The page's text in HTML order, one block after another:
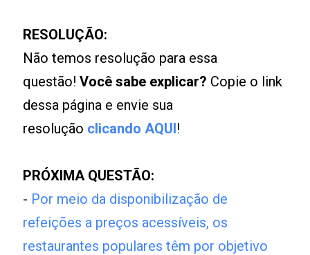
RESOLUÇÃO:
Não temos resolução para essa
questão!Você sabe explicar? Copie o link
dessa página e envie sua
resolução clicando AQUI!
PRÓXIMA QUESTÃO:
- Por meio da disponibilização de
refeições a preços acessíveis, os
restaurantes populares têm por objetivo